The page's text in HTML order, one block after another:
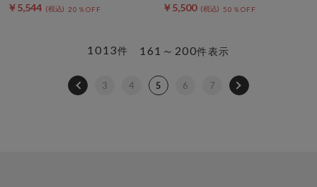
￥5,544 20％OFF ￥5,500 50％OFF
161～200件表示
1013件
3 4 5 6 7